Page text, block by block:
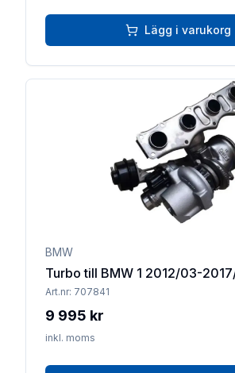
Lägg i varukorg
BMW
Turbo till BMW 1 2012/03-
Art.nr: 707841
9 995 kr
inkl. moms